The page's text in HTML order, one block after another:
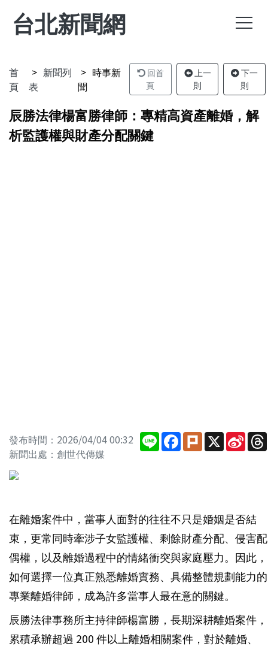
台北新聞網
首
頁
新聞列
表
時事新
聞
回首
頁
上一
則
下一
則
辰勝法律楊富勝律師：專精高資產離婚，解
析監護權與財產分配關鍵
發布時間：2026/04/04 00:32
新聞出處：創世代傳媒
Line Facebook
PlurkX Sina
在離婚案件中，當事人面對的往往不只是婚姻是否結
束，更常同時牽涉子女監護權、剩餘財產分配、侵害配
偶權，以及離婚過程中的情緒衝突與家庭壓力。因此，
如何選擇一位真正熟悉離婚實務、具備整體規劃能力的
專業離婚律師，成為許多當事人最在意的關鍵。
辰勝法律事務所主持律師楊富勝，長期深耕離婚案件，
累積承辦超過 200 件以上離婚相關案件，對於離婚、